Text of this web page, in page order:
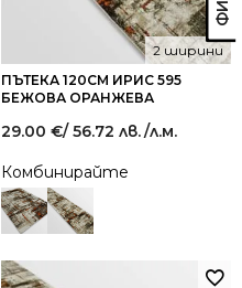
ПЪТЕКА 120СМ ИРИС 595
БЕЖОВА ОРАНЖЕВА
2 ширини
29.00 €/ 56.72 лв./л.м.
Комбинирайте